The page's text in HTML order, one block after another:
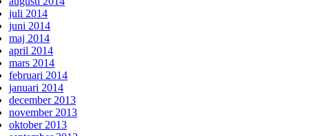
juli 2014
juni 2014
maj 2014
april 2014
mars 2014
februari 2014
januari 2014
december 2013
november 2013
oktober 2013